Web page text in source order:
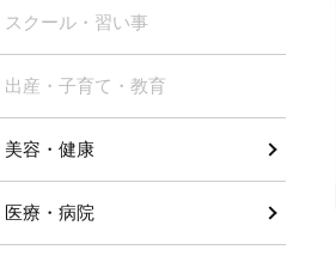
スクール・習い事
出産・子育て・教育
美容・健康
医療・病院